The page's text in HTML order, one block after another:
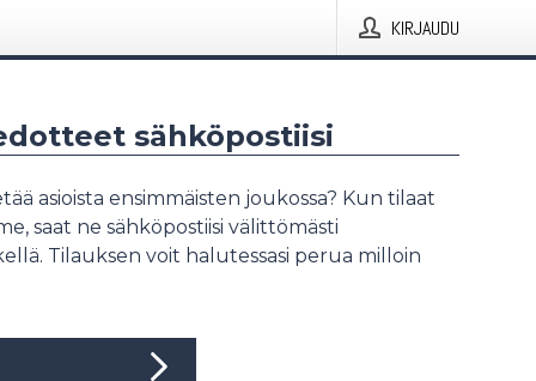
KIRJAUDU
sähköpostiisi
asioista ensimmäisten joukossa? Kun tilaat
saat ne sähköpostiisi välittömästi
Tilauksen voit halutessasi perua milloin